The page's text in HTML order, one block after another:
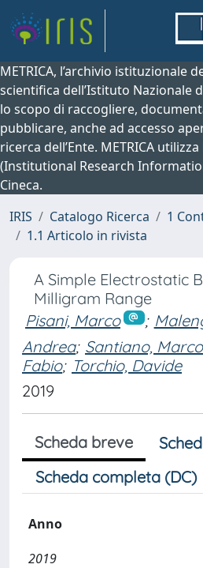
METRICA, l’archivio istituzionale
scientifica dell’Istituto Nazionale
lo scopo di raccogliere,
pubblicare, anche ad accesso
ricerca dell’Ente. METRICA
(Institutional Research
Cineca.
IRIS
Catalogo Ricerca
1
1.1 Articolo in rivista
A Simple Electrostatic
Milligram Range
Pisani, Marco
;
Andrea; Santiano, Marco
Fabio; Torchio, Davide
2019
Scheda breve
Scheda completa (DC)
Anno
2019